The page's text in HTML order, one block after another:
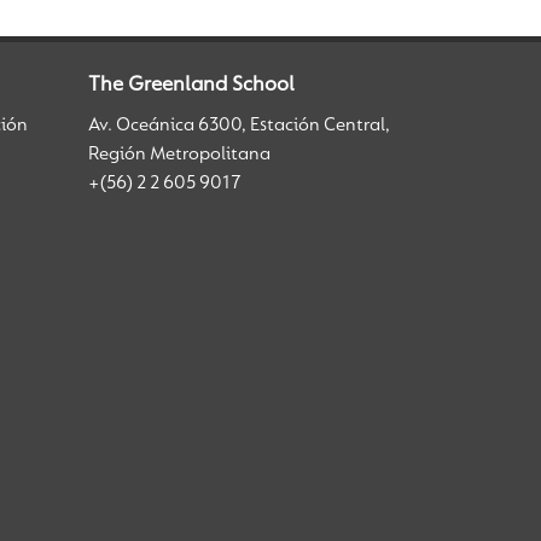
The Greenland School
Av. Oceánica 6300, Estación Central,
Región Metropolitana
+(56) 2 2 605 9017